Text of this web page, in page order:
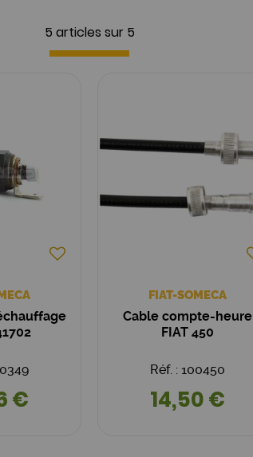
5 articles sur 5
€
FIAT-SOMECA
Cable compte-heure
FIAT 450
Réf. : 100450
14,50 €